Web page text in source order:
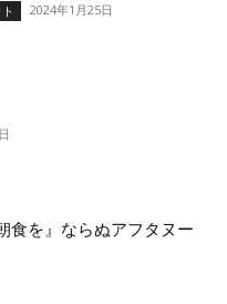
2024年1月25日
食を』ならぬアフタヌー